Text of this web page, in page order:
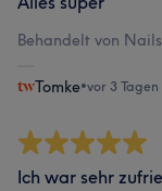
Behandelt von
Tomke•vor 3 Tagen
Ich war sehr